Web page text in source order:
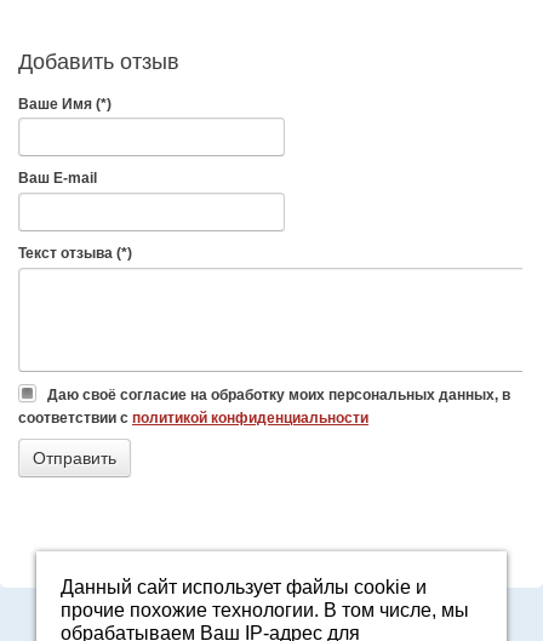
Добавить отзыв
Ваше Имя (*)
Ваш E-mail
Текст отзыва (*)
Даю своё согласие на обработку моих персональных данных, в
соответствии с политикой конфиденциальности
8-800-7000-371
2161601@agro96.ru
Данный сайт использует файлы cookie и
прочие похожие технологии. В том числе, мы
обрабатываем Ваш IP-адрес для